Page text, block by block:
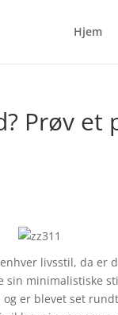
Hjem
Prøv et
livsstil, da er
sin minimalistiske
er blevet set